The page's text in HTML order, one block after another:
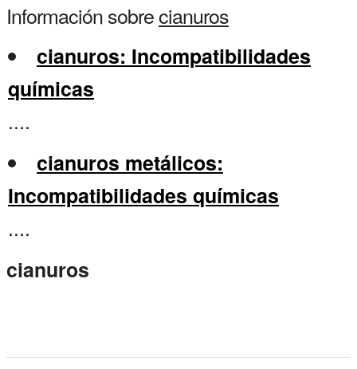
Información sobrecianuros
cianuros: Incompatibilidades
químicas
....
cianuros metálicos:
Incompatibilidades químicas
....
cianuros